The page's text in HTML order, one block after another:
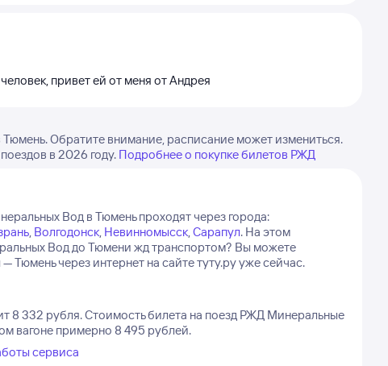
привет ей от меня от Андрея
Обратите внимание, расписание может измениться.
в 2026 году. Подробнее о покупке билетов РЖД
Вод в Тюмень проходят через города:
, Волгодонск, Невинномысск,Сарапул. На этом
Вод до Тюмени жд транспортом? Вы можете
через интернет на сайте туту.ру уже сейчас.
8 332 рубля.Стоимость билета на поезд РЖД Минеральные
вагоне примерно 8 495 рублей.
сервиса